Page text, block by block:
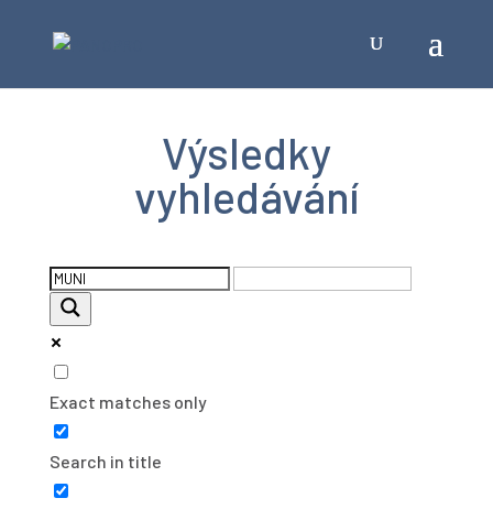
Výsledky
vyhledávání
Exact matches only
Search in title